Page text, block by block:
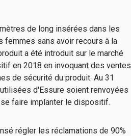
de long insérées dans les
femmes sans avoir recours à la
a été introduit sur le marché
en 2018 en invoquant des ventes
de sécurité du produit. Au 31
d'Essure soient renvoyées
faire implanter le dispositif.
régler les réclamations de 90%